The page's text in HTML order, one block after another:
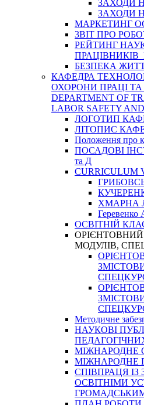
ЗАХОДИ
ЗАХОДИ
МАРКЕТИНГ
3BIT ПРО
РЕЙТИНГ
БЕЗПЕКА
КАФЕДРА
ОХОРОНИ ПРАЦІ
DEPARTMENT OF
LABOR SAFETY
ЛОГОТИП
ЛІТОПИС
Положення про
ПОСАДОВІ
та Д
CURRICULUM
ХМАРНА
Геревенко
ОСВІТНІЙ
ОРІЄНТОВНИЙ
МОДУЛІВ,
Методичне
НАУКОВІ
МІЖНАРОДНЕ
МІЖНАРОДНЕ
СПІВПРАЦЯ
ОСВІТНІМИ